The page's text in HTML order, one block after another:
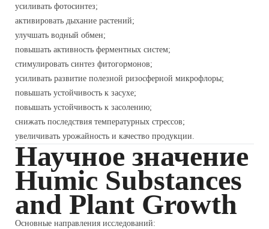
усиливать фотосинтез;
активировать дыхание растений;
улучшать водный обмен;
повышать активность ферментных систем;
стимулировать синтез фитогормонов;
усиливать развитие полезной ризосферной микрофлоры;
повышать устойчивость к засухе;
повышать устойчивость к засолению;
снижать последствия температурных стрессов;
увеличивать урожайность и качество продукции.
Научное значение
Humic Substances
and Plant Growth
Основные направления исследований: